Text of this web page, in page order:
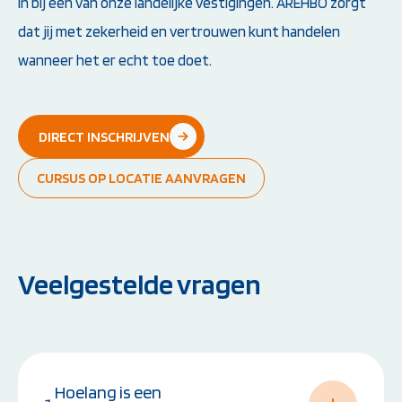
dat jij met zekerheid en vertrouwen kunt handelen
wanneer het er echt toe doet.
DIRECT INSCHRIJVEN
CURSUS OP LOCATIE AANVRAGEN
Veelgestelde vragen
Hoelang is een